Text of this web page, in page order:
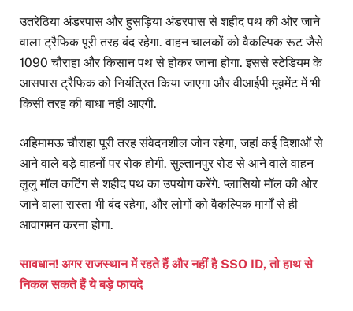
उतरेठिया अंडरपास और हुसड़िया अंडरपास से शहीद पथ की ओर जाने
वाला ट्रैफिक पूरी तरह बंद रहेगा. वाहन चालकों को वैकल्पिक रूट जैसे
1090 चौराहा और किसान पथ से होकर जाना होगा. इससे स्टेडियम के
आसपास ट्रैफिक को नियंत्रित किया जाएगा और वीआईपी मूवमेंट में भी
किसी तरह की बाधा नहीं आएगी.
अहिमामऊ चौराहा पूरी तरह संवेदनशील जोन रहेगा, जहां कई दिशाओं से
आने वाले बड़े वाहनों पर रोक होगी. सुल्तानपुर रोड से आने वाले वाहन
लुलु मॉल कटिंग से शहीद पथ का उपयोग करेंगे. प्लासियो मॉल की ओर
जाने वाला रास्ता भी बंद रहेगा, और लोगों को वैकल्पिक मार्गों से ही
आवागमन करना होगा.
सावधान! अगर राजस्थान में रहते हैं और नहीं है SSO ID, तो हाथ से
निकल सकते हैं ये बड़े फायदे